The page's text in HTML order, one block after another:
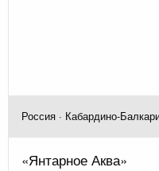
Россия · Кабардино-
«Янтарное Аква»